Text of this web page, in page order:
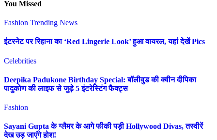
You Missed
Fashion Trending News
इंटरनेट पर रिहाना का ‘Red Lingerie Look’ हुआ वायरल, यहां देखें Pics
Celebrities
Deepika Padukone Birthday Special: बॉलीवुड की क्वीन दीपिका
पादुकोण की लाइफ से जुड़े 5 इंटरेस्टिंग फैक्ट्स
Fashion
Sayani Gupta के ग्लैमर के आगे फीकी पड़ी Hollywood Divas, तस्वीरें
देख उड़ जाएंगे होश!